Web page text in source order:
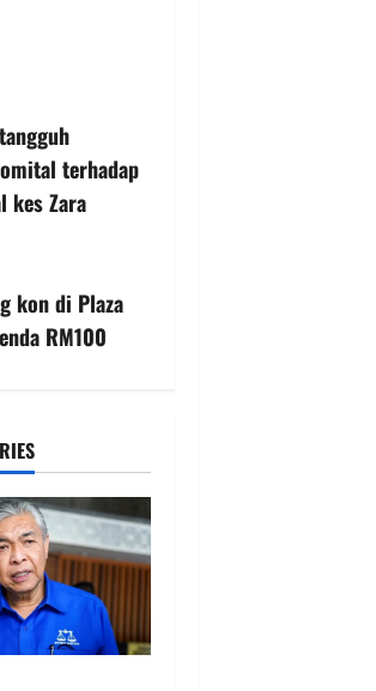
terhadap
kes Zara
kon di Plaza
RM100